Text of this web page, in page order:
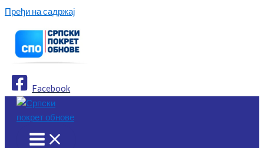
Пређи на садржај
Facebook